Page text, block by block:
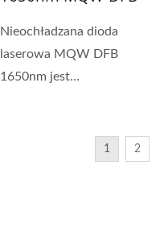
Nieochładzana dioda
laserowa MQW DFB
1650nm jest
1 2